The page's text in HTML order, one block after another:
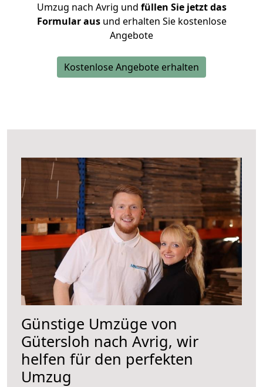
Umzug nach Avrig und füllen Sie jetzt das
Formular ausund erhalten Sie kostenlose
Angebote
Kostenlose Angebote erhalten
Günstige Umzüge von
Gütersloh nach Avrig, wir
helfen für den perfekten
Umzug